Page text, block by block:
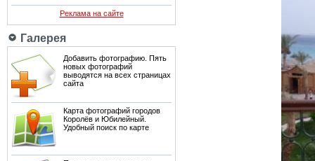
Реклама на сайте
Галерея
Добавить фотографию. Пять
новых фотографий
выводятся на всех страницах
сайта
Карта фотографий городов
Королёв и Юбилейный.
Удобный поиск по карте